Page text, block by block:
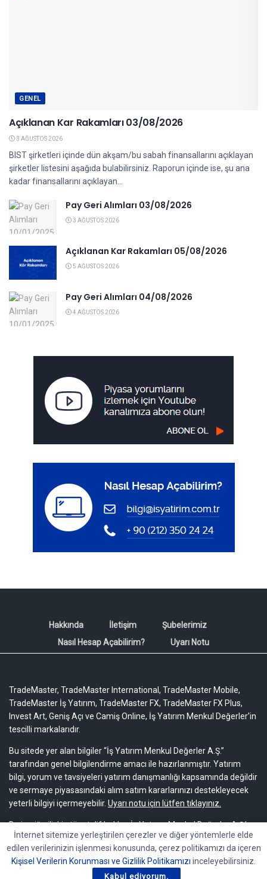
GENEL
Açıklanan Kar Rakamları 03/08/2026
3 AĞUSTOS 2026
BIST şirketleri içinde dün akşam/bu sabah finansallarını açıklayan
şirketler listesini aşağıda bulabilirsiniz. Raporun içinde ise, şu ana
kadar finansallarını açıklayan...
Pay Geri Alımları 03/08/2026
3 AĞUSTOS 2026
Açıklanan Kar Rakamları 05/08/2026
5 AĞUSTOS 2026
Pay Geri Alımları 04/08/2026
4 AĞUSTOS 2026
Hakkında İletişim
Şubelerimiz
Nasıl Hesap Açabilirim?
Uyarı Notu
TradeMaster, TradeMaster International, TradeMaster Mobile,
TradeMaster İş Yatırım, TradeMaster FX, TradeMaster FX Plus,
Invest Art, Geniş Açı ve Camiş Online, İş Yatırım Menkul Değerler'in
tescilli markalarıdır.
Bu sitede yer alan bilgiler “İş Yatırım Menkul Değerler A.Ş.”
tarafından genel bilgilendirme amacı ile hazırlanmıştır. Yatırım
bilgi, yorum ve tavsiyeleri yatırım danışmanlığı kapsamında değildir
ve sermaye piyasasındaki alım satım kararlarınızı destekleyecek
yeterli bilgiyi içermeyebilir. Uyarı notu için lütfen tıklayınız.
Bu içeriğe ilişkin tüm telif hakları İş Yatırım Menkul Değerler A.Ş.’ye
aittir. Bu içerik, açık iznimiz olmaksızın başkaları tarafından
herhangi bir amaçla, kısmen veya tamamen çoğaltılamaz,
dağıtılamaz, yayımlanamaz veya değiştirilemez.
İnternet sitemize yerleştirilen çerezler ve diğer yöntemlerle elde
edilen verilerinizin işlenmesi konusunda, çerez politikamızı da içeren
Kişisel Verilerin Korunması ve Gizlilik Politikamızı inceleyebilirsiniz.
Kabul ediyorum.